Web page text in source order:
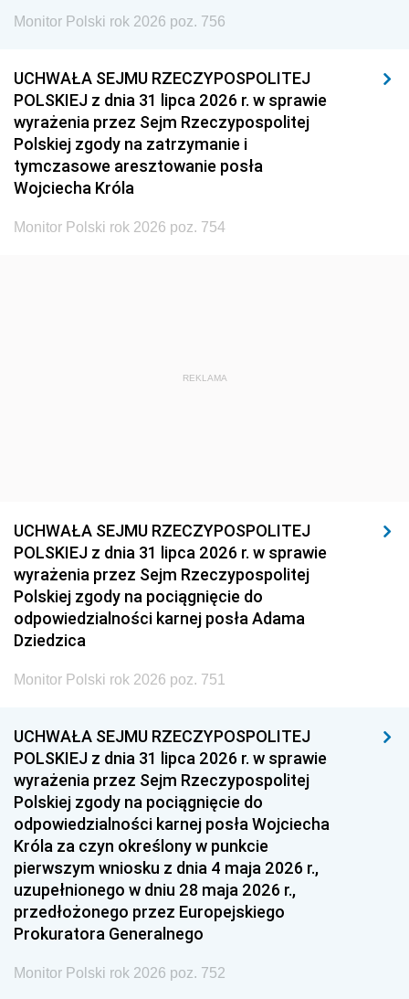
Monitor Polski rok 2026 poz. 756
UCHWAŁA SEJMU RZECZYPOSPOLITEJ
POLSKIEJ z dnia 31 lipca 2026 r. w sprawie
wyrażenia przez Sejm Rzeczypospolitej
Polskiej zgody na zatrzymanie i
tymczasowe aresztowanie posła
Wojciecha Króla
Monitor Polski rok 2026 poz. 754
REKLAMA
UCHWAŁA SEJMU RZECZYPOSPOLITEJ
POLSKIEJ z dnia 31 lipca 2026 r. w sprawie
wyrażenia przez Sejm Rzeczypospolitej
Polskiej zgody na pociągnięcie do
odpowiedzialności karnej posła Adama
Dziedzica
Monitor Polski rok 2026 poz. 751
UCHWAŁA SEJMU RZECZYPOSPOLITEJ
POLSKIEJ z dnia 31 lipca 2026 r. w sprawie
wyrażenia przez Sejm Rzeczypospolitej
Polskiej zgody na pociągnięcie do
odpowiedzialności karnej posła Wojciecha
Króla za czyn określony w punkcie
pierwszym wniosku z dnia 4 maja 2026 r.,
uzupełnionego w dniu 28 maja 2026 r.,
przedłożonego przez Europejskiego
Prokuratora Generalnego
Monitor Polski rok 2026 poz. 752